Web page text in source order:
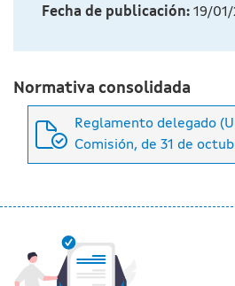
Fecha de publicación: 19/01/
Normativa consolidada
Reglamento delegado
Comisión, de 31 de